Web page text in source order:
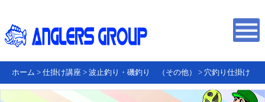
ホーム > 仕掛け講座 > 波止釣り・磯釣り （その他） > 穴釣り仕掛け